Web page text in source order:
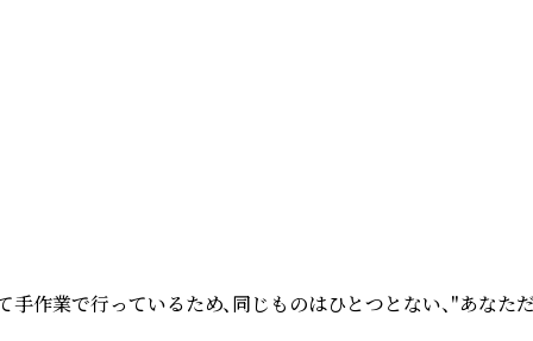
業で行っているため、同じものはひとつとない、"あな